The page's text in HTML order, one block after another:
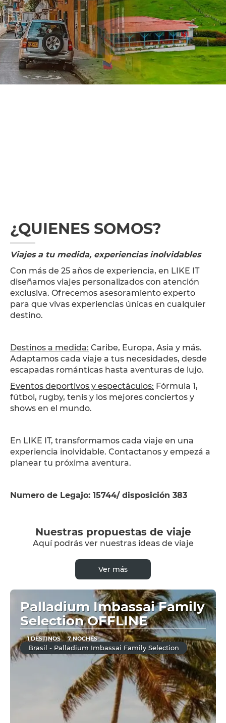
¿QUIENES SOMOS?
Viajes a tu medida, experiencias inolvidables
Con más de 25 años de experiencia, en LIKE IT
diseñamos viajes personalizados con atención
exclusiva. Ofrecemos asesoramiento experto
para que vivas experiencias únicas en cualquier
destino.
Destinos a medida: Caribe, Europa, Asia y más.
Adaptamos cada viaje a tus necesidades, desde
escapadas románticas hasta aventuras de lujo.
Eventos deportivos y espectáculos: Fórmula 1,
fútbol, rugby, tenis y los mejores conciertos y
shows en el mundo.
En LIKE IT, transformamos cada viaje en una
experiencia inolvidable. Contactanos y empezá a
planear tu próxima aventura.
Numero de Legajo: 15744/ disposición 383
Nuestras propuestas de viaje
Aquí podrás ver nuestras ideas de viaje
Ver más
Palladium Imbassai Family
Selection OFFLINE
1 DESTINOS 7 NOCHES
Brasil - Palladium Imbassai Family Selection